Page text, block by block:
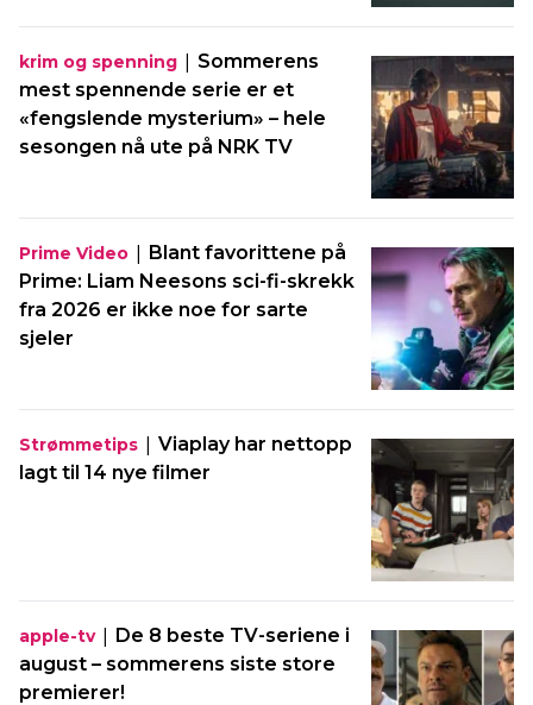
krim og spenning | Sommerens
mest spennende serie er et
«fengslende mysterium» – hele
sesongen nå ute på NRK TV
Prime Video | Blant favorittene på
Prime: Liam Neesons sci-fi-skrekk
fra 2026 er ikke noe for sarte
sjeler
Strømmetips | Viaplay har nettopp
lagt til 14 nye filmer
apple-tv| De 8 beste TV-seriene i
august – sommerens siste store
premierer!